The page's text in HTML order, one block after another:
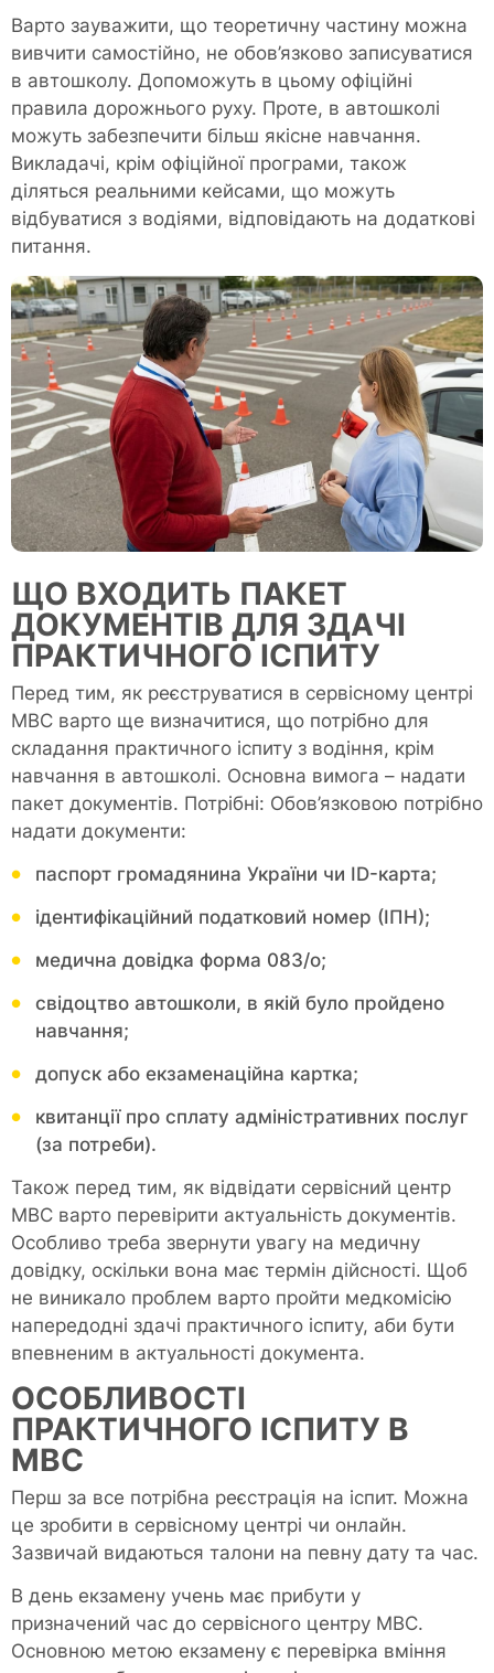
Варто зауважити, що теоретичну частину можна
вивчити самостійно, не обов’язково записуватися
в автошколу. Допоможуть в цьому офіційні
правила дорожнього руху. Проте, в автошколі
можуть забезпечити більш якісне навчання.
Викладачі, крім офіційної програми, також
діляться реальними кейсами, що можуть
відбуватися з водіями, відповідають на додаткові
питання.
ЩО ВХОДИТЬ ПАКЕТ
ДОКУМЕНТІВ ДЛЯ ЗДАЧІ
ПРАКТИЧНОГО ІСПИТУ
Перед тим, як реєструватися в сервісному центрі
МВС варто ще визначитися, що потрібно для
складання практичного іспиту з водіння, крім
навчання в автошколі. Основна вимога – надати
пакет документів. Потрібні: Обов’язковою потрібно
надати документи:
паспорт громадянина України чи ID-карта;
ідентифікаційний податковий номер (ІПН);
медична довідка форма 083/о;
свідоцтво автошколи, в якій було пройдено
навчання;
допуск або екзаменаційна картка;
квитанції про сплату адміністративних послуг
(за потреби).
Також перед тим, як відвідати сервісний центр
МВС варто перевірити актуальність документів.
Особливо треба звернути увагу на медичну
довідку, оскільки вона має термін дійсності. Щоб
не виникало проблем варто пройти медкомісію
напередодні здачі практичного іспиту, аби бути
впевненим в актуальності документа.
ОСОБЛИВОСТІ
ПРАКТИЧНОГО ІСПИТУ В
МВС
Перш за все потрібна реєстрація на іспит. Можна
це зробити в сервісному центрі чи онлайн.
Зазвичай видаються талони на певну дату та час.
В день екзамену учень має прибути у
призначений час до сервісного центру МВС.
Основною метою екзамену є перевірка вміння